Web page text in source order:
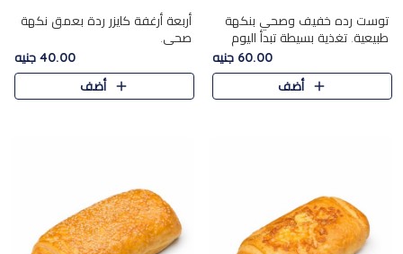
توست رده خفيف وصحي بنكهة
طبيعية. تغذية بسيطة تبدأ اليوم
60.00 جنيه
أضف
أربعة أرغفة كايزر ردة بعمق نكهة
صحي.
40.00 جنيه
أضف